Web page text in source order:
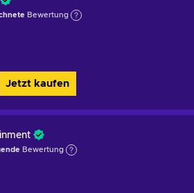
Bewertung
Jetzt kaufen
Bewertung